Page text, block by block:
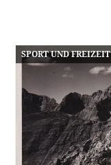
SPORT UND FREIZEIT